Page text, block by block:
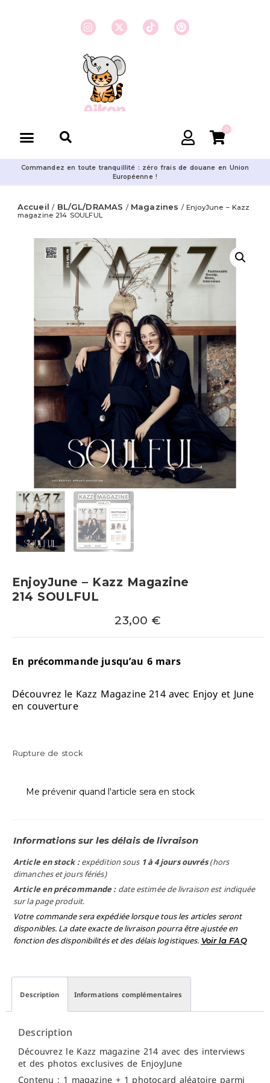
0
Commandez en toute tranquillité : zéro frais de douane en Union
Européenne !
Accueil / BL/GL/DRAMAS / Magazines / EnjoyJune – Kazz
magazine 214 SOULFUL
EnjoyJune – Kazz Magazine
214 SOULFUL
23,00 €
En précommande jusqu’au 6 mars
Découvrez le Kazz Magazine 214 avec Enjoy et June
en couverture
Rupture de stock
Me prévenir quand l'article sera en stock
Informations sur les délais de livraison
Article en stock :expédition sous 1 à 4 jours ouvrés(hors
dimanches et jours fériés)
Article en précommande : date estimée de livraison est indiquée
sur la page produit.
Votre commande sera expédiée lorsque tous les articles seront
disponibles. La date exacte de livraison pourra être ajustée en
fonction des disponibilités et des délais logistiques. Voir la FAQ
Description Informations complémentaires
Description
Découvrez le Kazz magazine 214 avec des interviews
et des photos exclusives de EnjoyJune
Contenu : 1 magazine + 1 photocard aléatoire parmi